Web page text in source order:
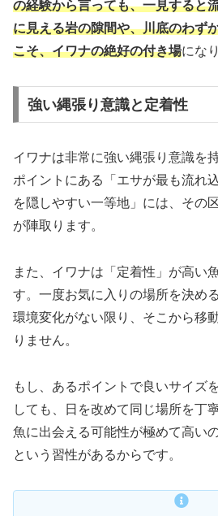
の経験から言っても、一見すると
に見える岩の隙間や、川底のわず
こそ、イワナの絶好の付き場にな
強い縄張り意識と定着性
イワナは非常に強い縄張り意識を
ポイントにある「エサが最も流れ
を隠しやすい一等地」には、その
が陣取ります。
また、イワナは「定着性」が高い
す。一度お気に入りの場所を決め
環境変化がない限り、そこから移
りません。
もし、あるポイントで良いサイズ
しても、日を改めて同じ場所を丁
魚に出会える可能性が極めて高い
という習性があるからです。